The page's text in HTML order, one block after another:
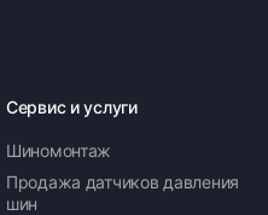
Сервис и услуги
Шиномонтаж
Продажа датчиков давления
шин